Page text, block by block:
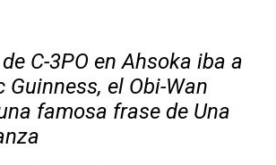
C-3PO en Ahsoka iba a
Guinness, el Obi-Wan
famosa frase de Una